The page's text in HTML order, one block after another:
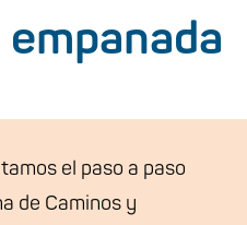
el paso a paso
de Caminos y